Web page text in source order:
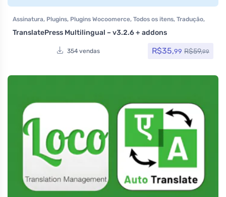
Assinatura, Plugins, Plugins Wocoomerce, Todos os itens, Tradução,
TranslatePress Multilingual – v3.2.6 + addons
354 vendas R$35,99 R$59,99